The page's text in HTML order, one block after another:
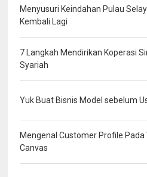
Menyusuri Keindahan Pulau
Kembali Lagi
7 Langkah Mendirikan Koperasi
Syariah
Yuk Buat Bisnis Model sebelum
Mengenal Customer Profile
Canvas